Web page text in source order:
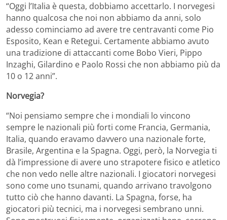
“Oggi l’Italia è questa, dobbiamo accettarlo. I norvegesi
hanno qualcosa che noi non abbiamo da anni, solo
adesso cominciamo ad avere tre centravanti come Pio
Esposito, Kean e Retegui. Certamente abbiamo avuto
una tradizione di attaccanti come Bobo Vieri, Pippo
Inzaghi, Gilardino e Paolo Rossi che non abbiamo più da
10 o 12 anni”.
Norvegia?
“Noi pensiamo sempre che i mondiali lo vincono
sempre le nazionali più forti come Francia, Germania,
Italia, quando eravamo davvero una nazionale forte,
Brasile, Argentina e la Spagna. Oggi, però, la Norvegia ti
dà l’impressione di avere uno strapotere fisico e atletico
che non vedo nelle altre nazionali. I giocatori norvegesi
sono come uno tsunami, quando arrivano travolgono
tutto ciò che hanno davanti. La Spagna, forse, ha
giocatori più tecnici, ma i norvegesi sembrano unni.